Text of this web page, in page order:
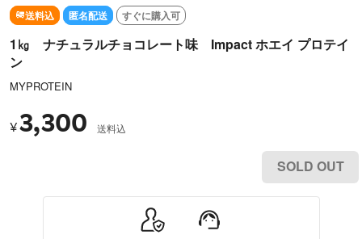
送料込 匿名配送 すぐに購入可
1㎏ ナチュラルチョコレート味 Impact ホエイ プロテイ
ン
MYPROTEIN
¥3,300 送料込
SOLD OUT